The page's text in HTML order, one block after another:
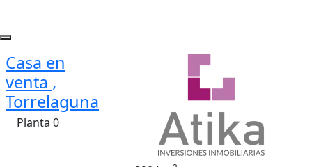
Casa en
venta ,
Torrelaguna
Planta 0